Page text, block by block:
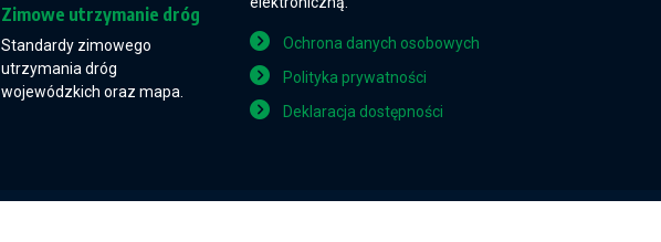
Zimowe utrzymanie dróg
Standardy zimowego
utrzymania dróg
wojewódzkich oraz mapa.
Ochrona danych osobowych
Polityka prywatności
Deklaracja dostępności